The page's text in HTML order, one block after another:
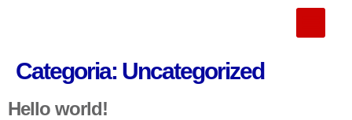
Categoria: Uncategorized
Hello world!